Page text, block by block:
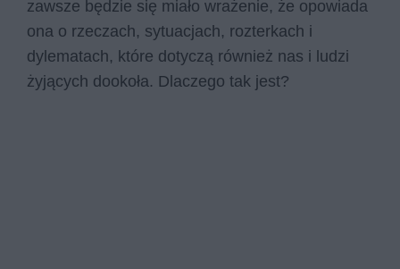
zawsze będzie się miało wrażenie, że opowiada
ona o rzeczach, sytuacjach, rozterkach i
dylematach, które dotyczą również nas i ludzi
żyjących dookoła. Dlaczego tak jest?